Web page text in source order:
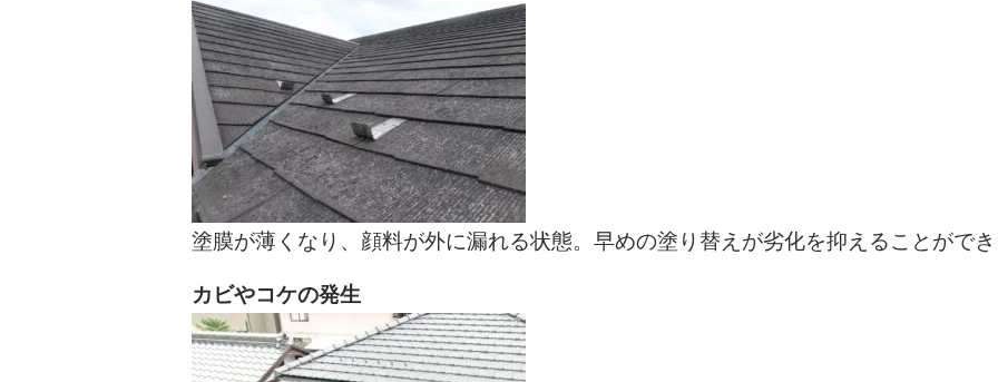
塗膜が薄くなり、顔料が外に漏れる状態。早めの塗り替えが劣化を抑えることがで
カビやコケの発生